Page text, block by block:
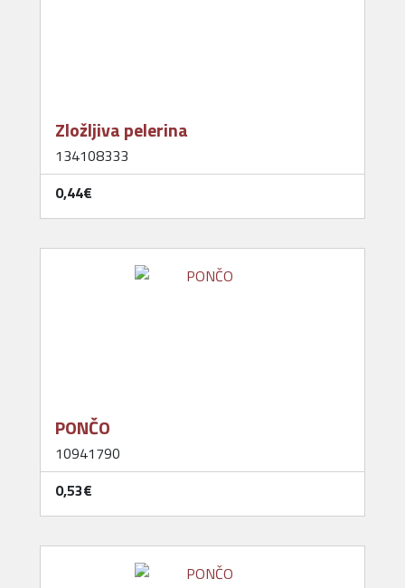
Zložljiva pelerina
134108333
0,44‎€
PONČO
10941790
0,53‎€